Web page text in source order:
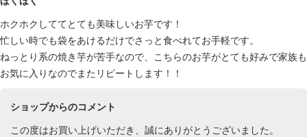
ホクホクしててとても美味しいお芋です！
忙しい時でも袋をあけるだけでさっと食べれてお手軽です。
ねっとり系の焼き芋が苦手なので、こちらのお芋がとても好みで家族も
お気に入りなのでまたリピートします！！
ショップからのコメント
この度はお買い上げいただき、誠にありがとうございました。